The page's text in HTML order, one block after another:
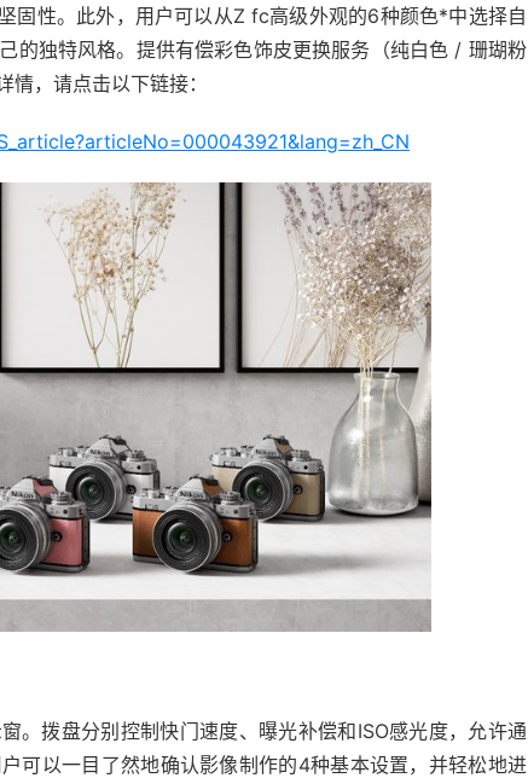
固性。此外，用户可以从Z fc高级外观的6种颜色*中选择自
的独特风格。提供有偿彩色饰皮更换服务（纯白色 / 珊瑚粉
，请点击以下链接：
。拨盘分别控制快门速度、曝光补偿和ISO感光度，允许通
可以一目了然地确认影像制作的4种基本设置，并轻松地进